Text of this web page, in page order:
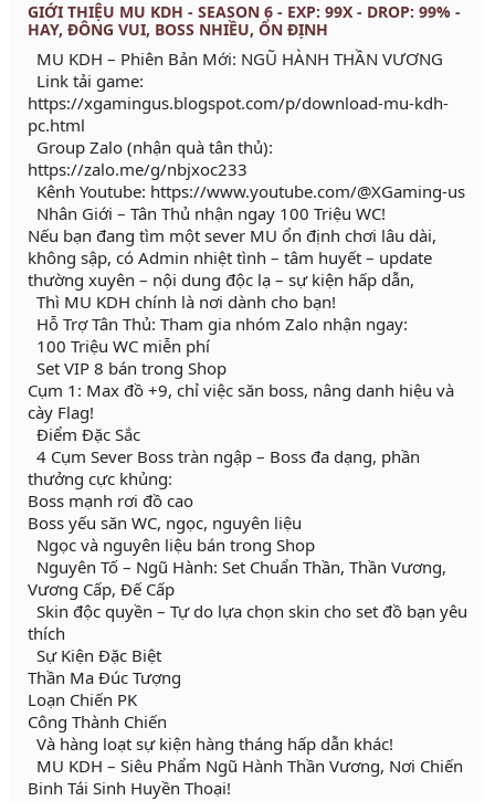
GIỚI THIỆU MU KDH - SEASON 6 - EXP: 99X - DROP: 99% -
HAY, ĐÔNG VUI, BOSS NHIỀU, ỔN ĐỊNH
MU KDH – Phiên Bản Mới: NGŨ HÀNH THẦN VƯƠNG
Link tải game:
https://xgamingus.blogspot.com/p/download-mu-kdh-
pc.html
Group Zalo (nhận quà tân thủ):
https://zalo.me/g/nbjxoc233
Kênh Youtube: https://www.youtube.com/@XGaming-us
Nhân Giới – Tân Thủ nhận ngay 100 Triệu WC!
Nếu bạn đang tìm một sever MU ổn định chơi lâu dài,
không sập, có Admin nhiệt tình – tâm huyết – update
thường xuyên – nội dung độc lạ – sự kiện hấp dẫn,
Thì MU KDH chính là nơi dành cho bạn!
Hỗ Trợ Tân Thủ: Tham gia nhóm Zalo nhận ngay:
100 Triệu WC miễn phí
Set VIP 8 bán trong Shop
Cụm 1: Max đồ +9, chỉ việc săn boss, nâng danh hiệu và
cày Flag!
Điểm Đặc Sắc
4 Cụm Sever Boss tràn ngập – Boss đa dạng, phần
thưởng cực khủng:
Boss mạnh rơi đồ cao
Boss yếu săn WC, ngọc, nguyên liệu
Ngọc và nguyên liệu bán trong Shop
Nguyên Tố – Ngũ Hành: Set Chuẩn Thần, Thần Vương,
Vương Cấp, Đế Cấp
Skin độc quyền – Tự do lựa chọn skin cho set đồ bạn yêu
thích
Sự Kiện Đặc Biệt
Thần Ma Đúc Tượng
Loạn Chiến PK
Công Thành Chiến
Và hàng loạt sự kiện hàng tháng hấp dẫn khác!
MU KDH – Siêu Phẩm Ngũ Hành Thần Vương, Nơi Chiến
Binh Tái Sinh Huyền Thoại!